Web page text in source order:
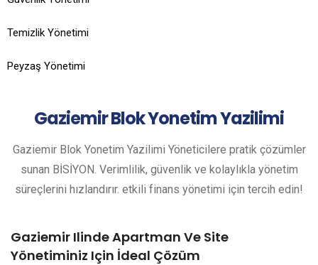
Temizlik Yönetimi
Peyzaş Yönetimi
GaziemirBlok Yonetim Yazilimi
Gaziemir Blok Yonetim Yazilimi Yöneticilere pratik çözümler
sunan BİSİYON. Verimlilik, güvenlik ve kolaylıkla yönetim
süreçlerini hızlandırır. etkili finans yönetimi için tercih edin!
Gaziemir Ilinde Apartman Ve Site
Yönetiminiz Için İdeal Çözüm